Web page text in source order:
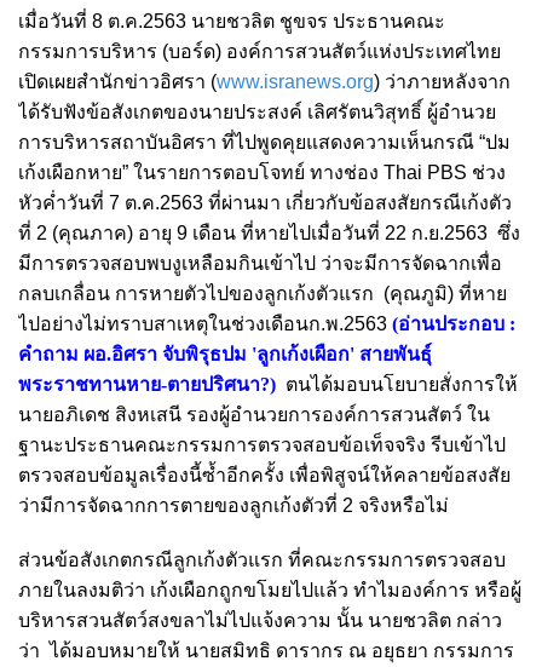
เมื่อวันที่ 8 ต.ค.2563 นายชวลิต ชูขจร ประธานคณะ
กรรมการบริหาร (บอร์ด) องค์การสวนสัตว์แห่งประเทศไทย
เปิดเผยสำนักข่าวอิศรา (www.isranews.org) ว่าภายหลังจาก
ได้รับฟังข้อสังเกตของนายประสงค์ เลิศรัตนวิสุทธิ์ ผู้อำนวย
การบริหารสถาบันอิศรา ที่ไปพูดคุยแสดงความเห็นกรณี “ปม
เก้งเผือกหาย” ในรายการตอบโจทย์ ทางช่อง Thai PBS ช่วง
หัวค่ำวันที่ 7 ต.ค.2563 ที่ผ่านมา เกี่ยวกับข้อสงสัยกรณีเก้งตัว
ที่ 2 (คุณภาค) อายุ 9 เดือน ที่หายไปเมื่อวันที่ 22 ก.ย.2563 ซึ่ง
มีการตรวจสอบพบงูเหลือมกินเข้าไป ว่าจะมีการจัดฉากเพื่อ
กลบเกลื่อน การหายตัวไปของลูกเก้งตัวแรก (คุณภูมิ) ที่หาย
ไปอย่างไม่ทราบสาเหตุในช่วงเดือนก.พ.2563 (อ่านประกอบ :
คำถาม ผอ.อิศรา จับพิรุธปม 'ลูกเก้งเผือก' สายพันธุ์
พระราชทานหาย-ตายปริศนา?) ตนได้มอบนโยบายสั่งการให้
นายอภิเดช สิงหเสนี รองผู้อำนวยการองค์การสวนสัตว์ ใน
ฐานะประธานคณะกรรมการตรวจสอบข้อเท็จจริง รีบเข้าไป
ตรวจสอบข้อมูลเรื่องนี้ซ้ำอีกครั้ง เพื่อพิสูจน์ให้คลายข้อสงสัย
ว่ามีการจัดฉากการตายของลูกเก้งตัวที่ 2 จริงหรือไม่
ส่วนข้อสังเกตกรณีลูกเก้งตัวแรก ที่คณะกรรมการตรวจสอบ
ภายในลงมติว่า เก้งเผือกถูกขโมยไปแล้ว ทำไมองค์การ หรือผู้
บริหารสวนสัตว์สงขลาไม่ไปแจ้งความ นั้น นายชวลิต กล่าว
ว่าได้มอบหมายให้ นายสมิทธิ ดารากร ณ อยุธยา กรรมการ